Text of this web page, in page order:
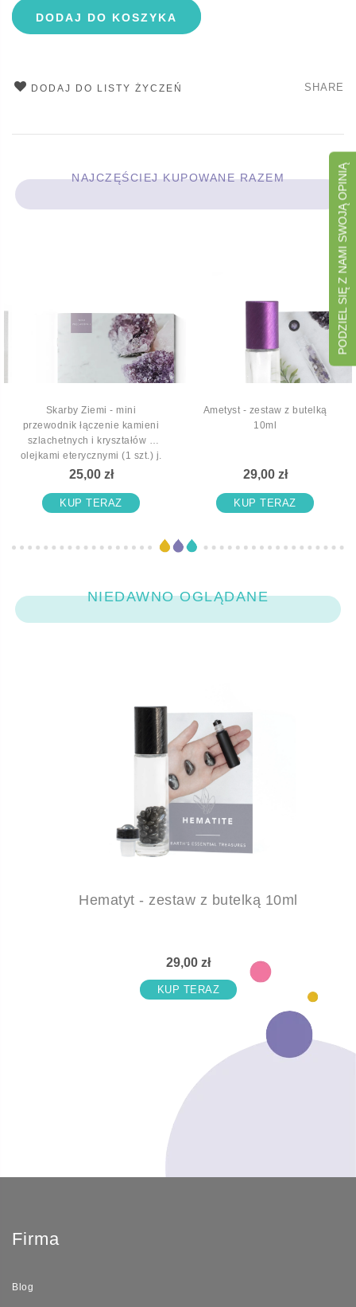
DODAJ DO KOSZYKA
DODAJ DO LISTY ŻYCZEŃ SHARE
NAJCZĘŚCIEJ KUPOWANE RAZEM
Skarby Ziemi - mini
przewodnik łączenie kamieni
szlachetnych i kryształów z
olejkami eterycznymi (1 szt.) j.
polski
25,00 zł
KUP TERAZ
Ametyst - zestaw z butelką
10ml
29,00 zł
KUP TERAZ
NIEDAWNO OGLĄDANE
Hematyt - zestaw z butelką 10ml
29,00 zł
KUP TERAZ
PODZIEL SIĘ Z NAMI SWOJĄ OPINIĄ
Firma
Blog